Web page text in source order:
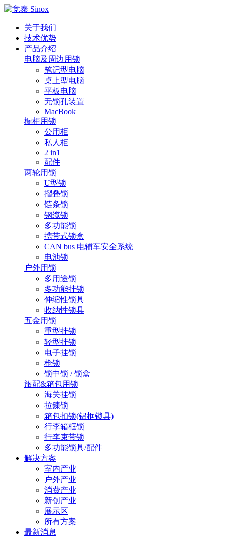
关于我们
技术优势
产品介绍
电脑及周边用锁
笔记型电脑
桌上型电脑
平板电脑
无锁孔装置
MacBook
橱柜用锁
公用柜
私人柜
2 in1
配件
两轮用锁
U型锁
摺叠锁
链条锁
钢缆锁
多功能锁
携带式锁盒
CAN bus 电辅车安全系统
电池锁
户外用锁
多用途锁
多功能挂锁
伸缩性锁具
收纳性锁具
五金用锁
重型挂锁
轻型挂锁
电子挂锁
枪锁
锁中锁 / 锁盒
旅配&箱包用锁
海关挂锁
拉鍊锁
箱包扣锁(铝框锁具)
行李箱框锁
行李束带锁
多功能锁具/配件
解决方案
室内产业
户外产业
消费产业
新创产业
展示区
所有方案
最新消息